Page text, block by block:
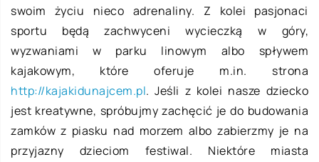
swoim życiu nieco adrenaliny. Z kolei pasjonaci
sportu będą zachwyceni wycieczką w góry,
wyzwaniami w parku linowym albo spływem
kajakowym, które oferuje m.in. strona
http://kajakidunajcem.pl. Jeśli z kolei nasze dziecko
jest kreatywne, spróbujmy zachęcić je do budowania
zamków z piasku nad morzem albo zabierzmy je na
przyjazny dzieciom festiwal. Niektóre miasta